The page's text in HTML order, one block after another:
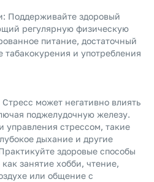
Поддерживайте здоровый
регулярную физическую
питание, достаточный
табакокурения и употребления
может негативно влиять
поджелудочную железу.
управления стрессом, такие
дыхание и другие
здоровые способы
занятие хобби, чтение,
или общение с